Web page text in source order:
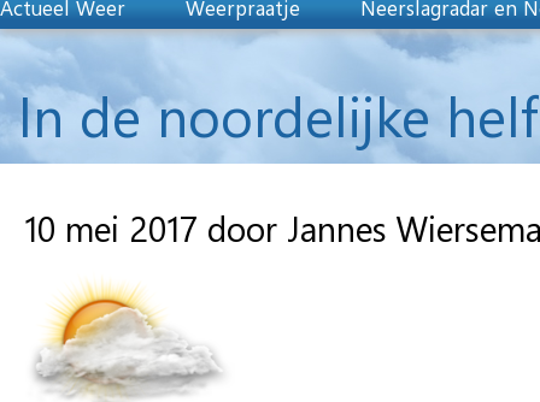
Actueel Weer Weerpraatje Neerslagradar en
In de noordelijke
10 mei 2017 door Jannes